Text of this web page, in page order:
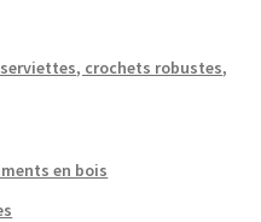
crochets robustes,
en bois